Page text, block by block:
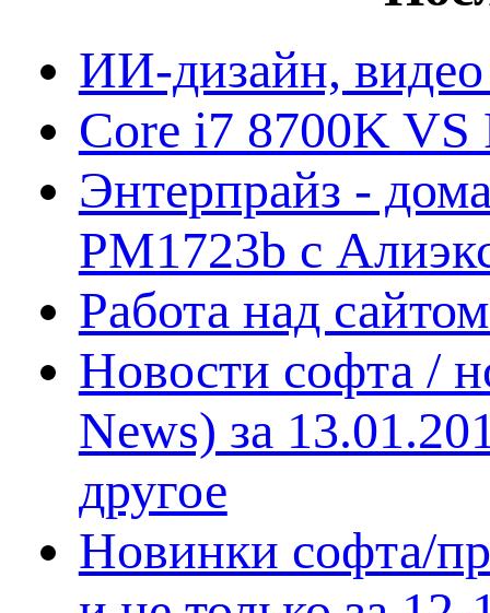
ИИ-дизайн,
Core i7 8700K VS
Энтерпрайз -
PM1723b с
Работа над
Новости софта /
News) за
другое
Новинки софта/